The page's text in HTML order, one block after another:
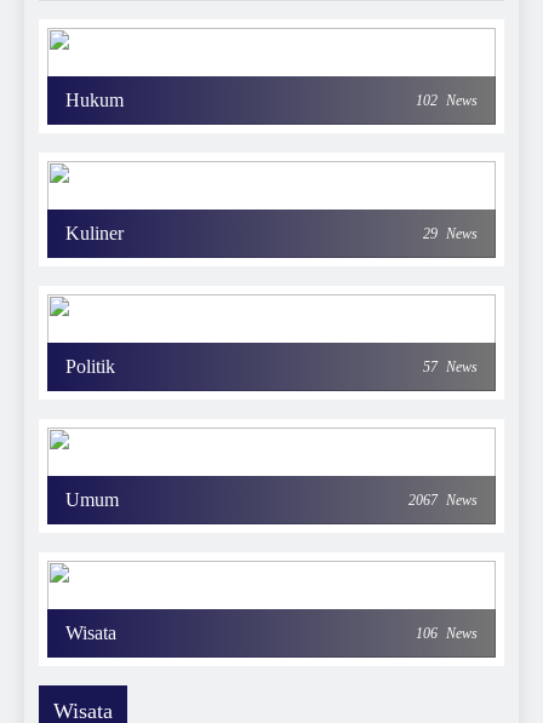
Hukum 102 News
Kuliner 29 News
Politik 57 News
Umum 2067 News
Wisata 106 News
Wisata